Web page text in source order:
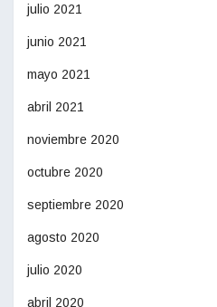
julio 2021
junio 2021
mayo 2021
abril 2021
noviembre 2020
octubre 2020
septiembre 2020
agosto 2020
julio 2020
abril 2020